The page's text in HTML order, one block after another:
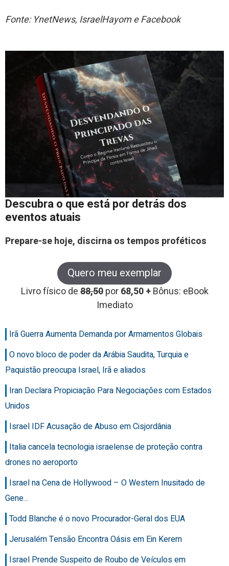
Fonte: YnetNews, IsraelHayom e Facebook
Descubra o que está por detrás dos
eventos atuais
Prepare-se hoje, discirna os tempos proféticos
Quero meu exemplar
Livro físico de88,50 por68,50 +Bônus: eBook
Imediato
Irã Guerra Aumenta Demanda por Armamentos Globais
O novo bloco de poder da Arábia Saudita, Turquia e
Paquistão preocupa Israel, Irã e aliados
Iran Declara Propiciação Para Negociações com Estados
Unidos
Israel IDF Acusação de Abuso em Cisjordânia
Italia cancela tecnologia israelense de proteção contra
drones no aeroporto
Israel na Cena de Hollywood – O Western Inusitado de
Gene…
Todd Blanche é o novo Procurador-Geral dos EUA
Jerusalém Tensão Encontra Oásis em Ein Kerem
Israel Prende Suspeito de Roubo de Veículos em